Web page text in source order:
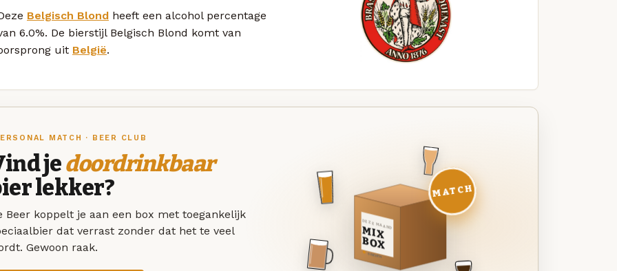
Belgisch Blond heeft een alcohol percentage
6.0%. De bierstijl Belgisch Blond komt van
uit België.
MATCH · BEER CLUB
jedoordrinkbaar
lekker?
Beer koppelt je aan een box met toegankelijk
dat verrast zonder dat het te veel
Gewoon raak.
DEZE MAAND
MIX
BOX
8 BIEREN
MATCH